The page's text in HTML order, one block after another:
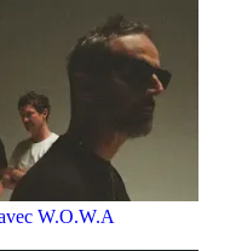
W.O.W.A